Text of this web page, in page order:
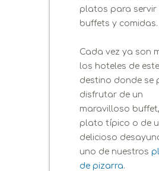
platos para servir
buffets y comidas.
Cada vez ya son
los hoteles de este
destino donde se
disfrutar de un
maravilloso
plato típico o de
delicioso
uno de nuestros
de pizarra.